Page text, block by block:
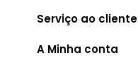
Serviço ao cliente
A Minha conta